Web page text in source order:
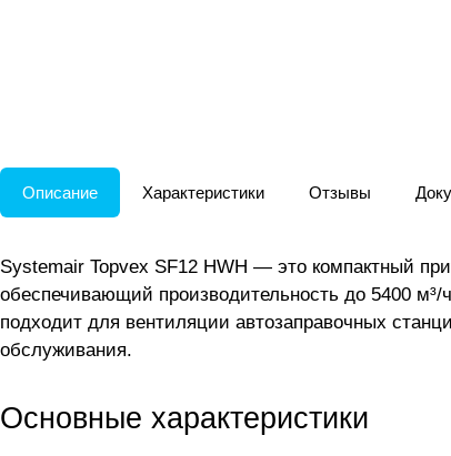
Описание Характеристики Отзывы
Systemair Topvex SF12 HWH — это компактный
обеспечивающий производительность до 5400
подходит для вентиляции автозаправочных
обслуживания.
Основные характеристики